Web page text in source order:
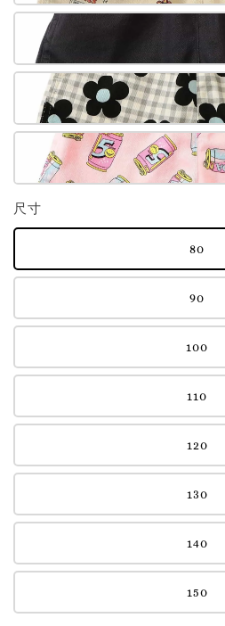
尺寸
80
90
100
110
120
130
140
150